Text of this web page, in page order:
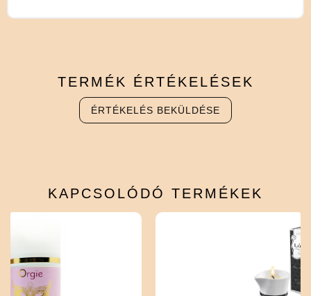
TERMÉK ÉRTÉKELÉSEK
ÉRTÉKELÉS BEKÜLDÉSE
KAPCSOLÓDÓ TERMÉKEK